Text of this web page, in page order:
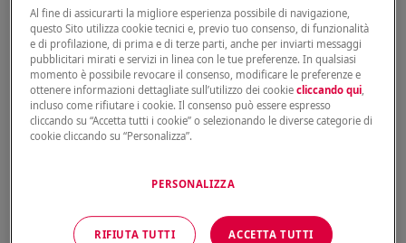
Scopri dove si trova la sede delle
assicurazioni online Genertel
Genertel è una compagnia di assicurazione "diretta", i
cui uffici non sono aperti al pubblico ma raggiungibili
via web, telefono, posta e fax.
Al fine di assicurarti la migliore esperienza possibile di navigazione,
questo Sito utilizza cookie tecnici e, previo tuo consenso, di funzionalità
e di profilazione, di prima e di terze parti, anche per inviarti messaggi
pubblicitari mirati e servizi in linea con le tue preferenze. In qualsiasi
momento è possibile revocare il consenso, modificare le preferenze e
ottenere informazioni dettagliate sull’utilizzo dei cookiecliccando qui,
incluso come rifiutare i cookie. Il consenso può essere espresso
cliccando su “Accetta tutti i cookie” o selezionando le diverse categorie di
cookie cliccando su “Personalizza”.
PERSONALIZZA
RIFIUTA TUTTI ACCETTA TUTTI